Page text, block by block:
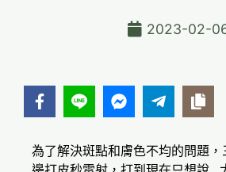
2023-02-
為了解決斑點和膚色不均的問題